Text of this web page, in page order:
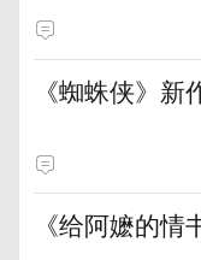
《蜘蛛侠》
《给阿嬷的